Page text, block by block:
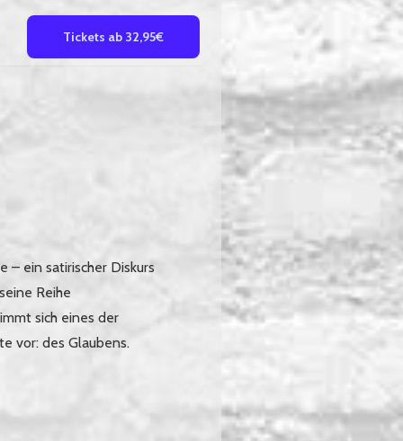
Tickets ab 32,95€
– ein satirischer Diskurs
Reihe
sich eines der
vor: des Glaubens.